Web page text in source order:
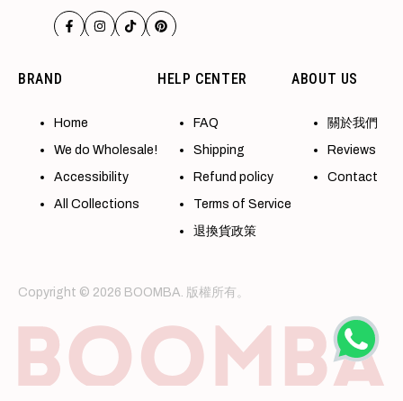
FacebookInstagram
TikTokPinterest
BRAND
Home
We do Wholesale!
Accessibility
All Collections
HELP CENTER
FAQ
Shipping
Refund policy
Terms of Service
退換貨政策
ABOUT US
關於我們
Reviews
Contact
Copyright © 2026 BOOMBA. 版權所有。